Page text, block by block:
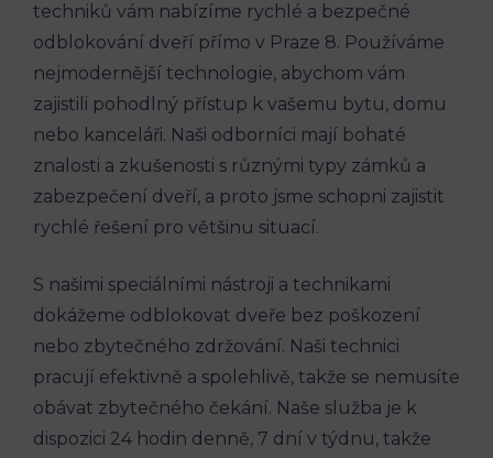
techniků vám nabízíme rychlé a bezpečné
odblokování dveří přímo v Praze 8. Používáme
nejmodernější technologie, abychom vám
zajistili pohodlný přístup k vašemu bytu, domu
nebo kanceláři. Naši odborníci mají bohaté
znalosti a zkušenosti s různými typy zámků a
zabezpečení dveří, a proto jsme schopni zajistit
rychlé řešení pro většinu situací.
S našimi speciálními nástroji a technikami
dokážeme odblokovat dveře bez poškození
nebo zbytečného zdržování. Naši technici
pracují efektivně a spolehlivě, takže se nemusíte
obávat zbytečného čekání. Naše služba je k
dispozici 24 hodin denně, 7 dní v týdnu, takže